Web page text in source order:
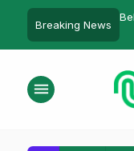
Breaking News
Mahasiswa KKN
di Sentul
menu